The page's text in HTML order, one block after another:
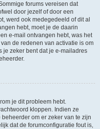
forums vereisen dat
door jezelf of door een
werd ook medegedeeld of dit al
hebt, moet je de daarin
e-mail ontvangen hebt, was het
de redenen van activatie is om
je zeker bent dat je e-mailadres
je dit probleem hebt.
kloppen. Indien ze
om er zeker van te zijn
dat de forumconfiguratie fout is,